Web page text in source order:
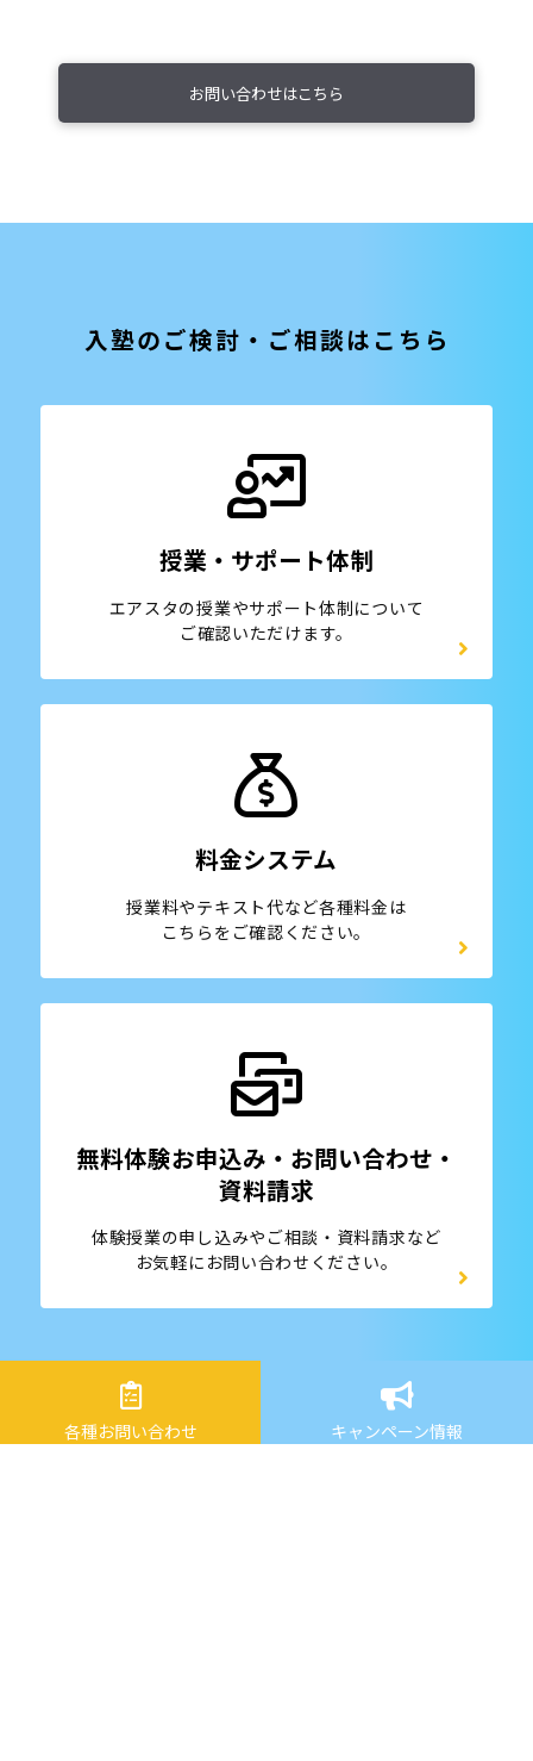
お問い合わせはこちら
入塾のご検討・ご相談はこちら
授業・サポート体制
エアスタの授業やサポート体制について
ご確認いただけます。
料金システム
授業料やテキスト代など各種料金は
こちらをご確認ください。
無料体験お申込み・お問い合わせ・
資料請求
体験授業の申し込みやご相談・資料請求など
お気軽にお問い合わせください。
各種お問い合わせ キャンペーン情報